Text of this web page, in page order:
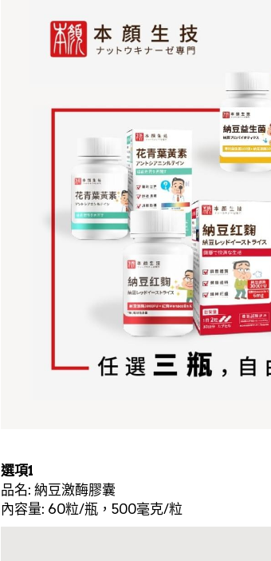
選項1
品名: 納豆激酶膠囊
內容量: 60粒/瓶，500毫克/粒